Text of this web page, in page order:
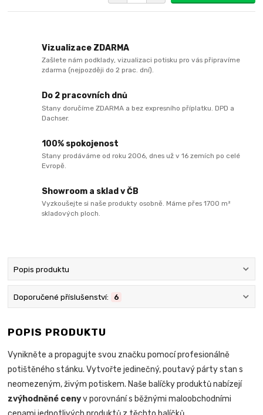
Vizualizace ZDARMA
Zašlete nám podklady, vizualizaci potisku pro vás připravíme
zdarma (nejpozději do 2 prac. dní).
Do 2 pracovních dnů
Stany doručíme ZDARMA a bez expresního příplatku. DPD a
Dachser.
100% spokojenost
Stany prodáváme od roku 2006, dnes už v 16 zemích po celé
Evropě.
Showroom a sklad v ČB
Vyzkoušejte si naše produkty osobně. Máme přes 1700 m²
skladových ploch.
Popis produktu
Doporučené příslušenství: 6
POPIS PRODUKTU
Vynikněte a propagujte svou značku pomocí profesionálně
potištěného stánku. Vytvořte jedinečný, poutavý párty stan s
neomezeným, živým potiskem. Naše balíčky produktů nabízejí
zvýhodněné cenyv porovnání s běžnými maloobchodními